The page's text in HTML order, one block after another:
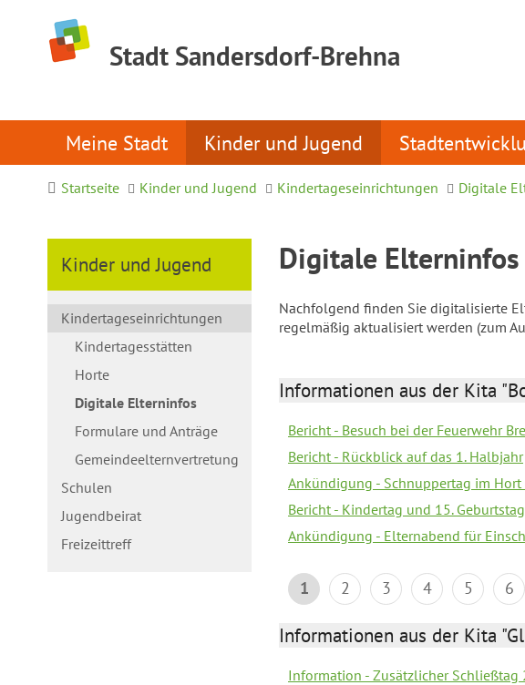
Stadt Sandersdorf-Brehna
Meine Stadt Kinder und Jugend
Startseite Kinder und Jugend Kindertageseinrichtungen Digitale
Kinder und Jugend
Kindertageseinrichtungen
Kindertagesstätten
Horte
Digitale Elterninfos
Formulare und Anträge
Gemeindeelternvertretung
Schulen
Jugendbeirat
Freizeittreff
Digitale Elterninfos
Nachfolgend finden Sie digitalisierte
regelmäßig aktualisiert werden (zum
Informationen aus der Kita
Bericht - Besuch bei der Feuerwehr
Bericht - Rückblick auf das 1. Halbjahr
Ankündigung - Schnuppertag im Hort
Bericht - Kindertag und 15.
Ankündigung - Elternabend für
1 2 3 4 5 6
Informationen aus der Kita
Information - Zusätzlicher Schließtag